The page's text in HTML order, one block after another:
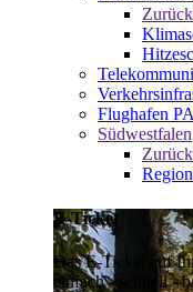
Flughafen
Südwestfalen
E-Ticket
Das E-Ticket auf
einfach - schnell -